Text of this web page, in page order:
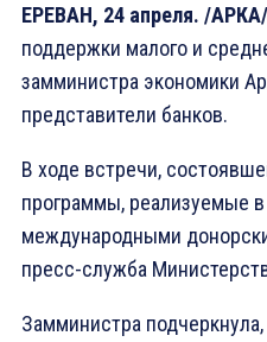
ЕРЕВАН, 24 апреля. /
поддержки малого и
замминистра экономики
представители банков.
В ходе встречи,
программы, реализуемые
международными
пресс-служба
Замминистра